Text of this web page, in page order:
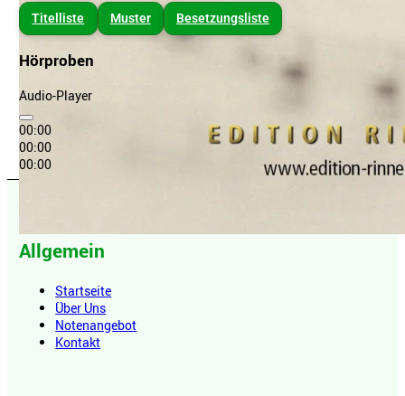
Titelliste Muster Besetzungsliste
Hörproben
Audio-Player
00:00
00:00
00:00
Allgemein
Startseite
Über Uns
Notenangebot
Kontakt